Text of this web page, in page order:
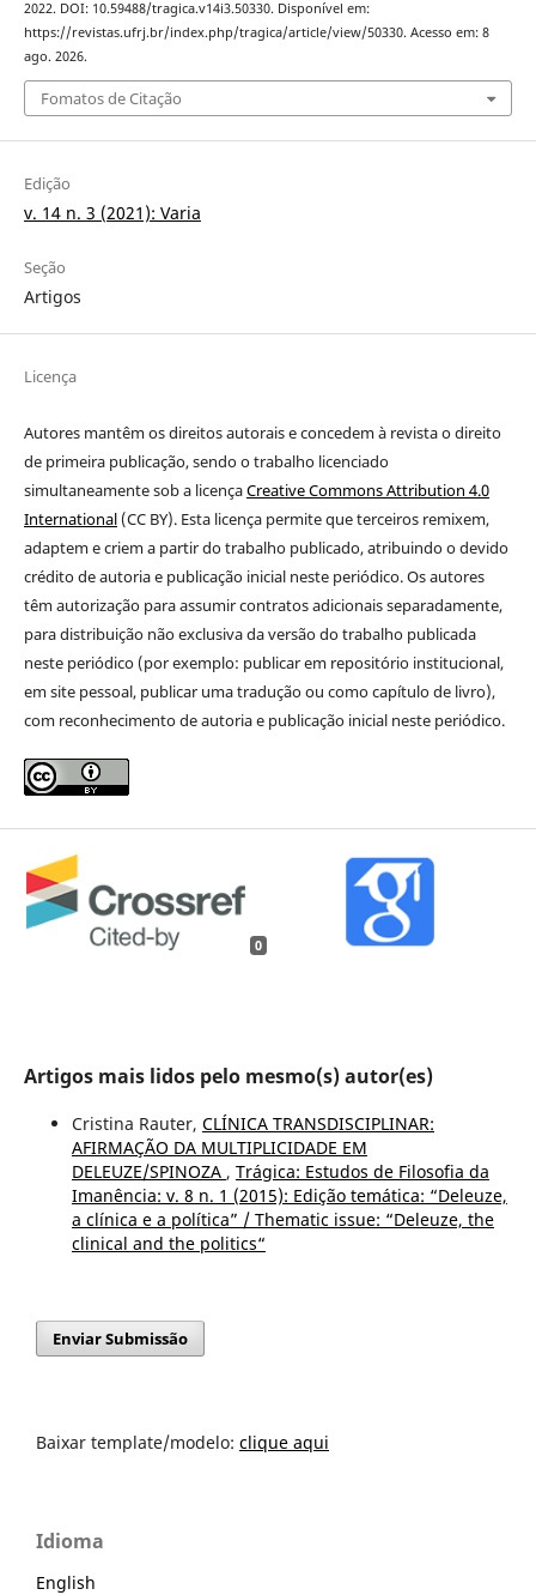
2022. DOI: 10.59488/tragica.v14i3.50330. Disponível em:
https://revistas.ufrj.br/index.php/tragica/article/view/50330. Acesso em: 8
ago. 2026.
Fomatos de Citação
Edição
v. 14 n. 3 (2021): Varia
Seção
Artigos
Licença
Autores mantêm os direitos autorais e concedem à revista o direito
de primeira publicação, sendo o trabalho licenciado
simultaneamente sob a licençaCreative Commons Attribution 4.0
International(CC BY). Esta licença permite que terceiros remixem,
adaptem e criem a partir do trabalho publicado, atribuindo o devido
crédito de autoria e publicação inicial neste periódico. Os autores
têm autorização para assumir contratos adicionais separadamente,
para distribuição não exclusiva da versão do trabalho publicada
neste periódico (por exemplo: publicar em repositório institucional,
em site pessoal, publicar uma tradução ou como capítulo de livro),
com reconhecimento de autoria e publicação inicial neste periódico.
0
Artigos mais lidos pelo mesmo(s) autor(es)
Cristina Rauter, CLÍNICA TRANSDISCIPLINAR:
AFIRMAÇÃO DA MULTIPLICIDADE EM
DELEUZE/SPINOZA , Trágica: Estudos de Filosofia da
Imanência: v. 8 n. 1 (2015): Edição temática: “Deleuze,
a clínica e a política” / Thematic issue: “Deleuze, the
clinical and the politics“
Enviar Submissão
Baixar template/modelo: clique aqui
Idioma
English